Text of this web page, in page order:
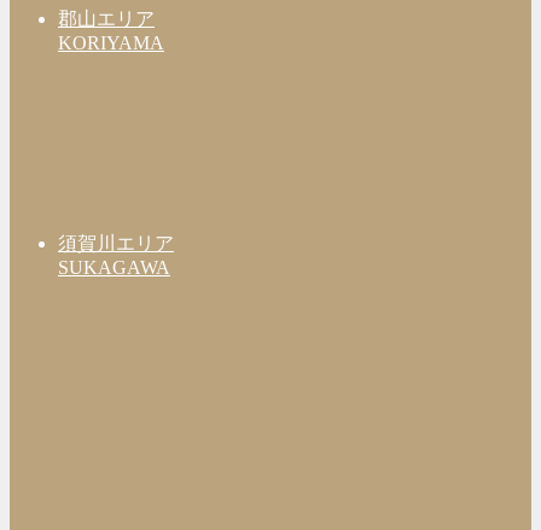
郡山エリア
KORIYAMA
須賀川エリア
SUKAGAWA